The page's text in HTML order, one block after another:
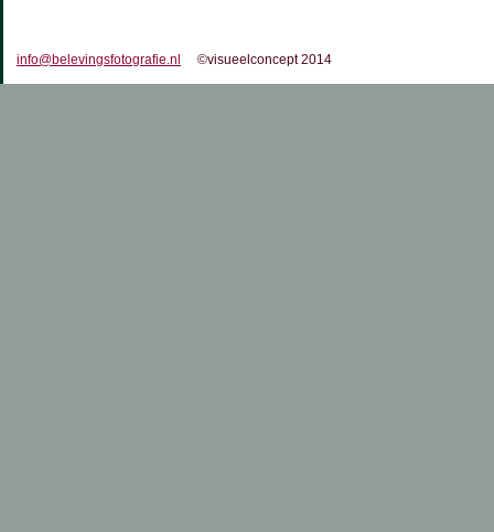
info@belevingsfotografie.nl ©visueelconcept 2014